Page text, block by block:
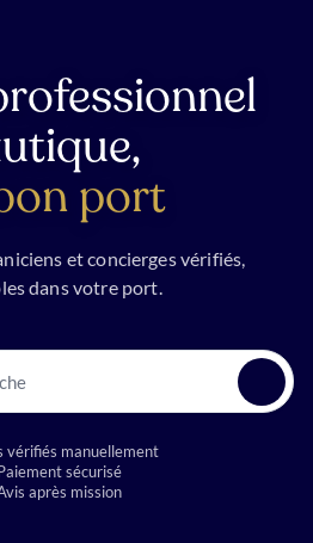
port
et concierges vérifiés,
dans votre port.
vérifiés manuellement
sécurisé
après mission